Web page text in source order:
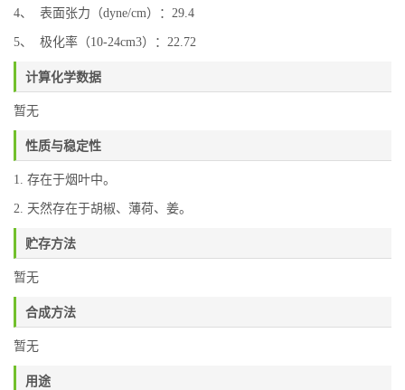
4、 表面张力（dyne/cm）：29.4
5、 极化率（10-24cm3）：22.72
计算化学数据
暂无
性质与稳定性
1. 存在于烟叶中。
2. 天然存在于胡椒、薄荷、姜。
贮存方法
暂无
合成方法
暂无
用途